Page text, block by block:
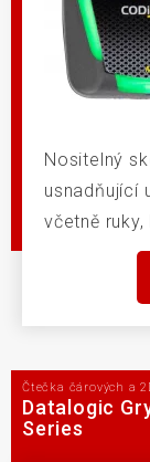
Nositelný
usnadňující
včetně
Čtečka čárových a
Datalogic
Series